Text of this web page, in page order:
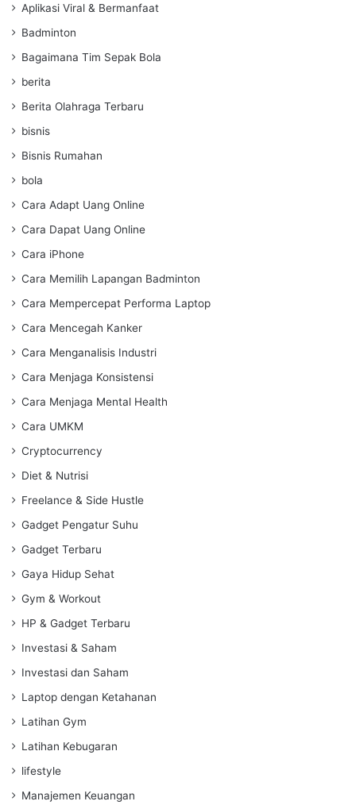
Aplikasi Viral & Bermanfaat
Badminton
Bagaimana Tim Sepak Bola
berita
Berita Olahraga Terbaru
bisnis
Bisnis Rumahan
bola
Cara Adapt Uang Online
Cara Dapat Uang Online
Cara iPhone
Cara Memilih Lapangan Badminton
Cara Mempercepat Performa Laptop
Cara Mencegah Kanker
Cara Menganalisis Industri
Cara Menjaga Konsistensi
Cara Menjaga Mental Health
Cara UMKM
Cryptocurrency
Diet & Nutrisi
Freelance & Side Hustle
Gadget Pengatur Suhu
Gadget Terbaru
Gaya Hidup Sehat
Gym & Workout
HP & Gadget Terbaru
Investasi & Saham
Investasi dan Saham
Laptop dengan Ketahanan
Latihan Gym
Latihan Kebugaran
lifestyle
Manajemen Keuangan